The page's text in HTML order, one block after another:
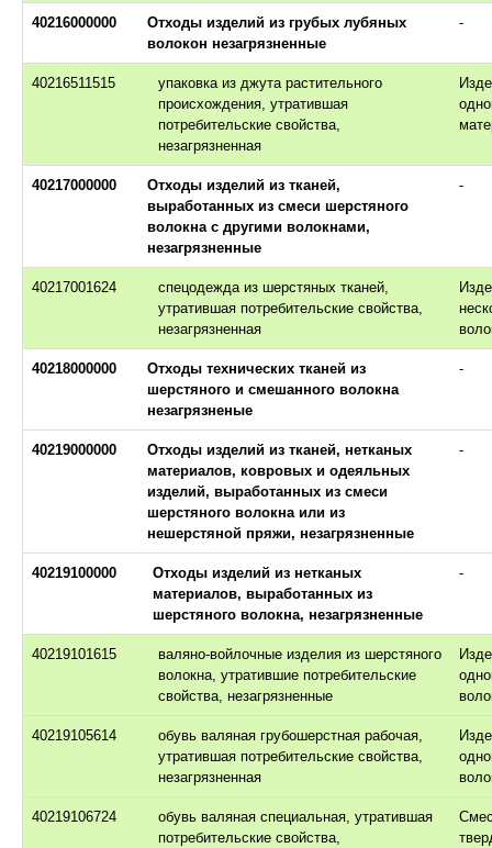
40216000000
Отходы изделий из грубых лубяных
волокон незагрязненные
-
40216511515
упаковка из джута растительного
происхождения, утратившая
потребительские свойства,
незагрязненная
40217000000
Отходы изделий из тканей,
выработанных из смеси шерстяного
волокна с другими волокнами,
незагрязненные
-
40217001624
спецодежда из шерстяных тканей,
утратившая потребительские свойства,
незагрязненная
40218000000
Отходы технических тканей из
шерстяного и смешанного волокна
незагрязненые
-
40219000000
Отходы изделий из тканей, нетканых
материалов, ковровых и одеяльных
изделий, выработанных из смеси
шерстяного волокна или из
нешерстяной пряжи, незагрязненные
-
40219100000
Отходы изделий из нетканых
материалов, выработанных из
шерстяного волокна, незагрязненные
-
40219101615
валяно-войлочные изделия из шерстяного
волокна, утратившие потребительские
свойства, незагрязненные
40219105614
обувь валяная грубошерстная рабочая,
утратившая потребительские свойства,
незагрязненная
40219106724
обувь валяная специальная, утратившая
потребительские свойства,